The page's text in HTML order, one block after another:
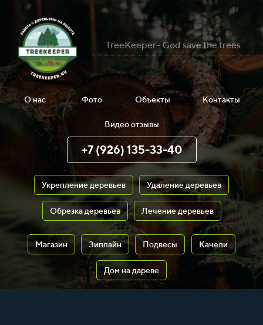
TreeKeeper- God save the trees
О нас Фото Объекты Контакты
Видео отзывы
+7 (926) 135-33-40
Укрепление деревьев Удаление деревьев
Обрезка деревьев Лечение деревьев
Магазин Зиплайн Подвесы Качели
Дом на дареве